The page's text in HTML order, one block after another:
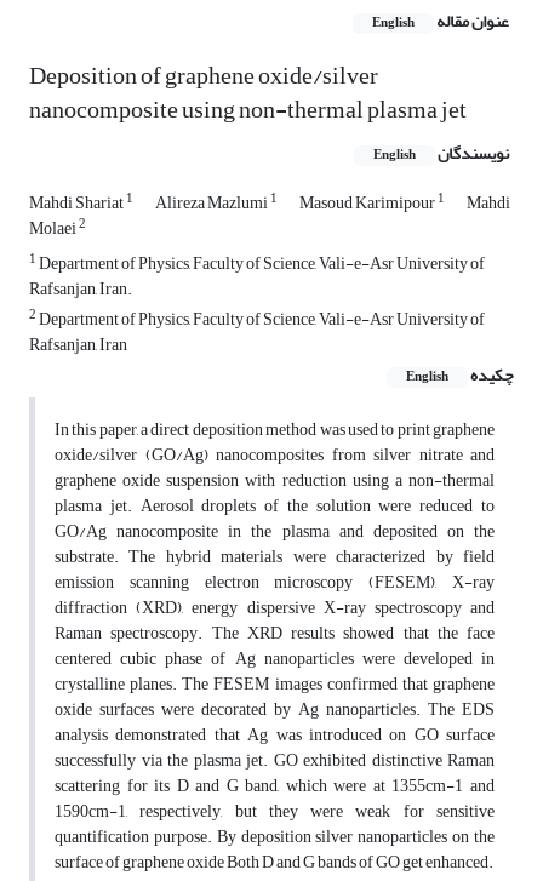
عنوان مقاله English
Deposition of graphene oxide/silver
nanocomposite using non-thermal plasma jet
نویسندگان English
Mahdi Shariat1 Alireza Mazlumi1 Masoud Karimipour1 Mahdi
Molaei2
1Department of Physics, Faculty of Science, Vali-e-Asr University of
Rafsanjan, Iran.
2Department of Physics, Faculty of Science, Vali-e-Asr University of
Rafsanjan, Iran
چکیده
English
In this paper, a direct deposition method was used to print graphene
oxide/silver (GO/Ag) nanocomposites from silver nitrate and
graphene oxide suspension with reduction using a non-thermal
plasma jet. Aerosol droplets of the solution were reduced to
GO/Ag nanocomposite in the plasma and deposited on the
substrate. The hybrid materials were characterized by field
emission scanning electron microscopy (FESEM), X-ray
diffraction (XRD), energy dispersive X-ray spectroscopy and
Raman spectroscopy. The XRD results showed that the face
centered cubic phase of Ag nanoparticles were developed in
crystalline planes. The FESEM images confirmed that graphene
oxide surfaces were decorated by Ag nanoparticles. The EDS
analysis demonstrated that Ag was introduced on GO surface
successfully via the plasma jet. GO exhibited distinctive Raman
scattering for its D and G band, which were at 1355cm-1 and
1590cm-1, respectively, but they were weak for sensitive
quantification purpose. By deposition silver nanoparticles on the
surface of graphene oxide Both D and G bands of GO get enhanced.